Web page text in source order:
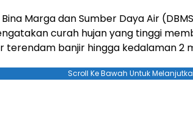
Marga dan Sumber Daya Air
curah hujan yang tinggi
terendam banjir hingga kedalaman 2
Scroll Ke Bawah Untuk